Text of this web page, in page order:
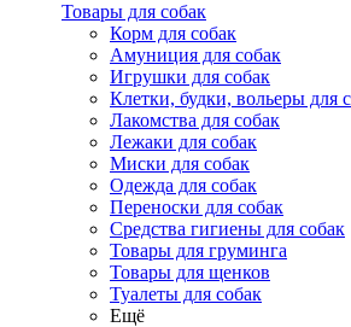
Товары для собак
Корм для собак
Амуниция для собак
Игрушки для собак
Клетки, будки, вольеры для
Лакомства для собак
Лежаки для собак
Миски для собак
Одежда для собак
Переноски для собак
Средства гигиены для собак
Товары для груминга
Товары для щенков
Туалеты для собак
Ещё